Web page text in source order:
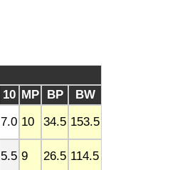
10 MP BP
BW
7.0 10 34.5 153.5
5.5 9 26.5 114.5